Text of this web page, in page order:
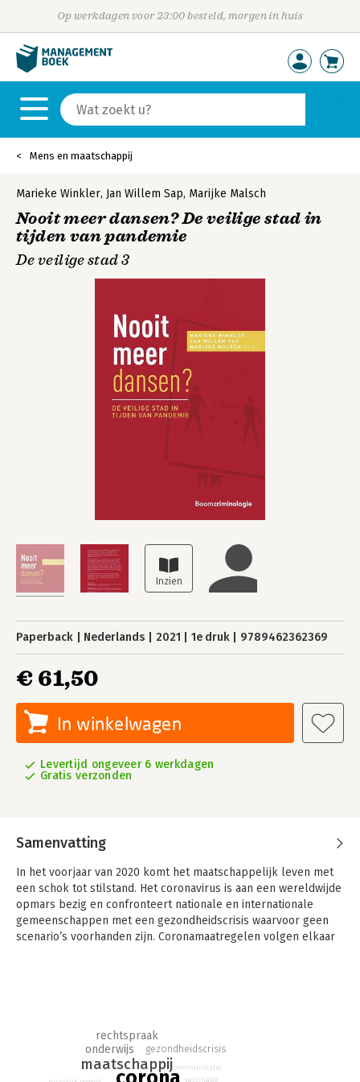
Op werkdagen voor 23:00 besteld, morgen in huis
Mens en maatschappij
Marieke Winkler, Jan Willem Sap, Marijke Malsch
Nooit meer dansen? De veilige stad in
tijden van pandemie
De veilige stad 3
Paperback Nederlands 2021 1e druk 9789462362369
€ 61,50
In winkelwagen
Levertijd ongeveer 6 werkdagen
Gratis verzonden
Samenvatting
In het voorjaar van 2020 komt het maatschappelijk leven met
een schok tot stilstand. Het coronavirus is aan een wereldwijde
opmars bezig en confronteert nationale en internationale
gemeenschappen met een gezondheidscrisis waarvoor geen
scenario’s voorhanden zijn. Coronamaatregelen volgen elkaar
specifiek op de sociaalmaatschappelijke en juridische
aspecten van de crisis. Hoe beïnvloedt de pandemie de
rechtspraak? Wat zijn de gevolgen van de maatregelen voor de
openbaarheid van strafzittingen? Wat doet social distancing
maatschappij
onderwijs
rechtspraak
gezondheidscrisis
communicatie
vaccinatie